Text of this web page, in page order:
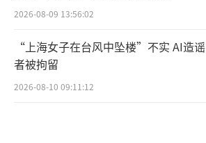
2026-08-09 13:56:02
“上海女子在台风中坠楼”不实 AI造谣
者被拘留
2026-08-10 09:11:12